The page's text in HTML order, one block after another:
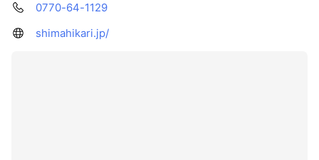
0770-64-1129
shimahikari.jp/